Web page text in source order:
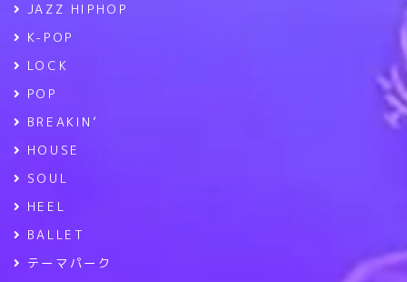
JAZZ HIPHOP
K-POP
LOCK
POP
BREAKIN’
HOUSE
SOUL
HEEL
BALLET
テーマパーク